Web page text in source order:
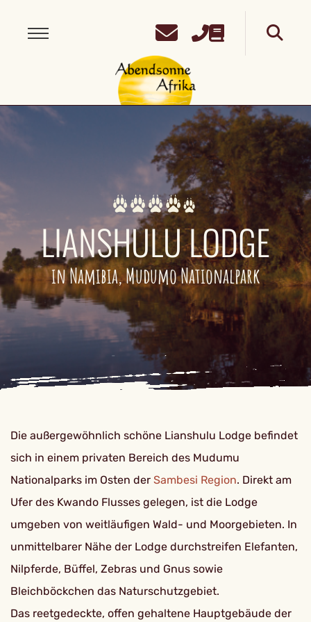
LIANSHULU LODGE
in Namibia, Mudumo Nationalpark
Die außergewöhnlich schöne Lianshulu Lodge befindet
sich in einem privaten Bereich des Mudumu
Nationalparks im Osten der Sambesi Region. Direkt am
Ufer des Kwando Flusses gelegen, ist die Lodge
umgeben von weitläufigen Wald- und Moorgebieten. In
unmittelbarer Nähe der Lodge durchstreifen Elefanten,
Nilpferde, Büffel, Zebras und Gnus sowie
Bleichböckchen das Naturschutzgebiet.
Das reetgedeckte, offen gehaltene Hauptgebäude der